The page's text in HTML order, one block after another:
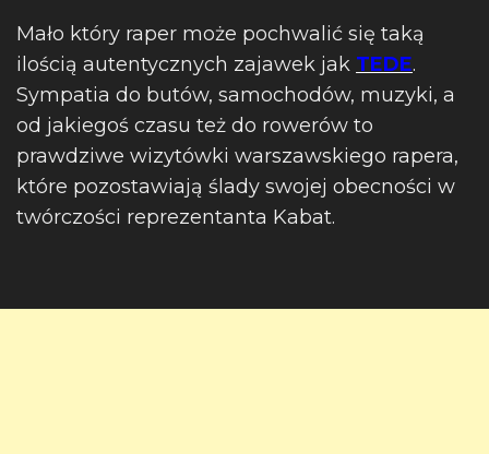
Mało który raper może pochwalić się taką
ilością autentycznych zajawek jak TEDE.
Sympatia do butów, samochodów, muzyki, a
od jakiegoś czasu też do rowerów to
prawdziwe wizytówki warszawskiego rapera,
które pozostawiają ślady swojej obecności w
twórczości reprezentanta Kabat.